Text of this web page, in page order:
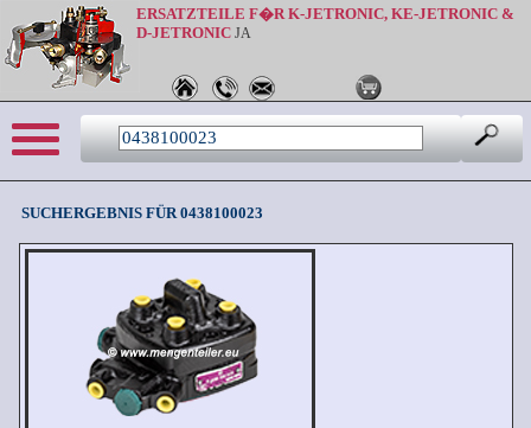
ERSATZTEILE F�R K-JETRONIC, KE-JETRONIC &
D-JETRONIC JA
SUCHERGEBNIS FÜR 0438100023
Sprache: de